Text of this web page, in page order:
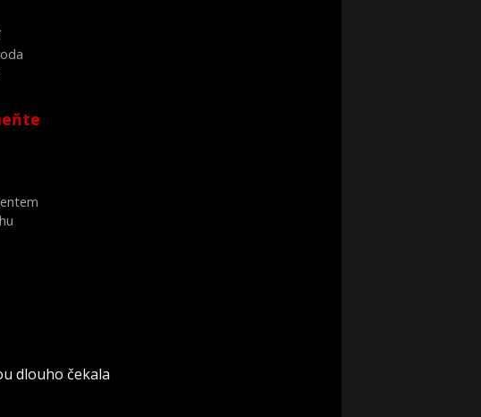
dlouho čekala